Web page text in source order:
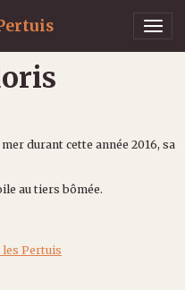
durant cette année 2016, sa
au tiers bômée.
les Pertuis